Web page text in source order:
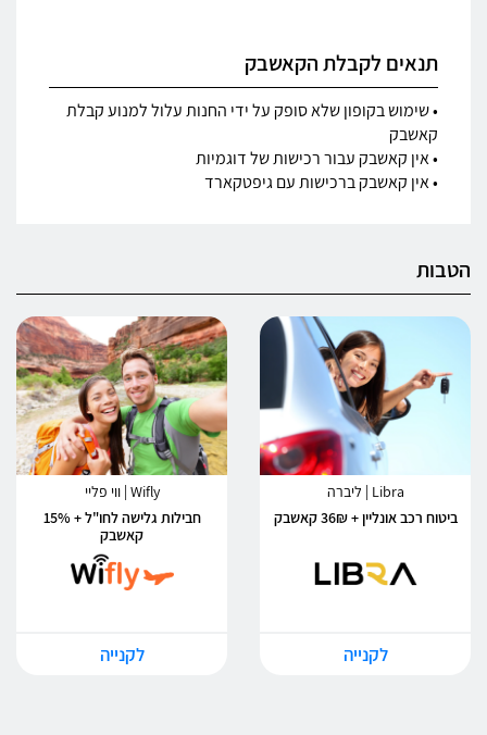
תנאים לקבלת הקאשבק
• שימוש בקופון שלא סופק על ידי החנות עלול למנוע קבלת
קאשבק
• אין קאשבק עבור רכישות של דוגמיות
• אין קאשבק ברכישות עם גיפטקארד
הטבות
Libra | ליברה
ביטוח רכב אונליין + 36₪ קאשבק
לקנייה
Wifly | ווי פליי
חבילות גלישה לחו"ל + 15%
קאשבק
לקנייה